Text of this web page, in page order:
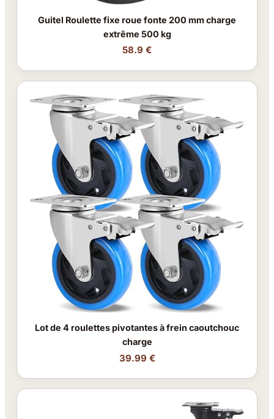
Guitel Roulette fixe roue fonte 200 mm charge
extrême 500 kg
58.9 €
Lot de 4 roulettes pivotantes à frein caoutchouc
charge
39.99 €